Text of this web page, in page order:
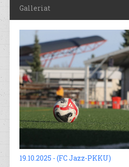
Galleriat
19.10.2025 - (FC Jazz-PKKU)